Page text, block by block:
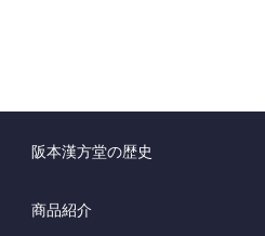
阪本漢方堂の歴史
商品紹介